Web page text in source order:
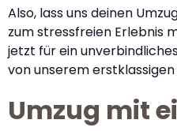
Also, lass uns deinen
zum stressfreien Erlebnis
jetzt für ein
von unserem
Umzug mit